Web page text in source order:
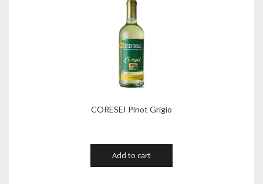
CORESEI Pinot Grigio
Add to cart